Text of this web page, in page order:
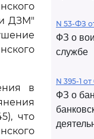
ДЗМ"
в
что
N 53-ФЗ
ФЗ о
службе
N 395-1 от
ФЗ о